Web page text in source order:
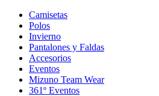
Camisetas
Polos
Invierno
Pantalones y Faldas
Accesorios
Eventos
Mizuno Team Wear
361º Eventos